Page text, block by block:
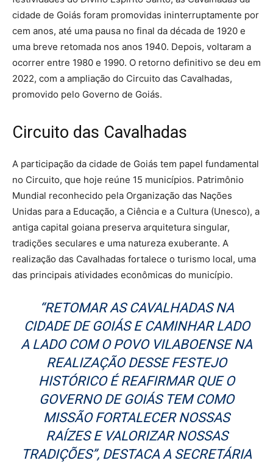
cidade de Goiás foram promovidas ininterruptamente por
cem anos, até uma pausa no final da década de 1920 e
uma breve retomada nos anos 1940. Depois, voltaram a
ocorrer entre 1980 e 1990. O retorno definitivo se deu em
2022, com a ampliação do Circuito das Cavalhadas,
promovido pelo Governo de Goiás.
Circuito das Cavalhadas
A participação da cidade de Goiás tem papel fundamental
no Circuito, que hoje reúne 15 municípios. Patrimônio
Mundial reconhecido pela Organização das Nações
Unidas para a Educação, a Ciência e a Cultura (Unesco), a
antiga capital goiana preserva arquitetura singular,
tradições seculares e uma natureza exuberante. A
realização das Cavalhadas fortalece o turismo local, uma
das principais atividades econômicas do município.
“RETOMAR AS CAVALHADAS NA
CIDADE DE GOIÁS E CAMINHAR LADO
A LADO COM O POVO VILABOENSE NA
REALIZAÇÃO DESSE FESTEJO
HISTÓRICO É REAFIRMAR QUE O
GOVERNO DE GOIÁS TEM COMO
MISSÃO FORTALECER NOSSAS
RAÍZES E VALORIZAR NOSSAS
TRADIÇÕES”, DESTACA A SECRETÁRIA